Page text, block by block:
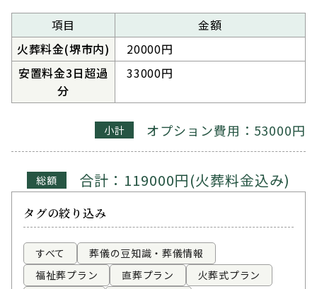
項目
金額
火葬料金(堺市内)
20000円
安置料金3日超過
分
33000円
小計 オプション費用：53000円
総額 合計：119000円(火葬料金込み)
タグの絞り込み
すべて
葬儀の豆知識・葬儀情報
福祉葬プラン
直葬プラン
火葬式プラン